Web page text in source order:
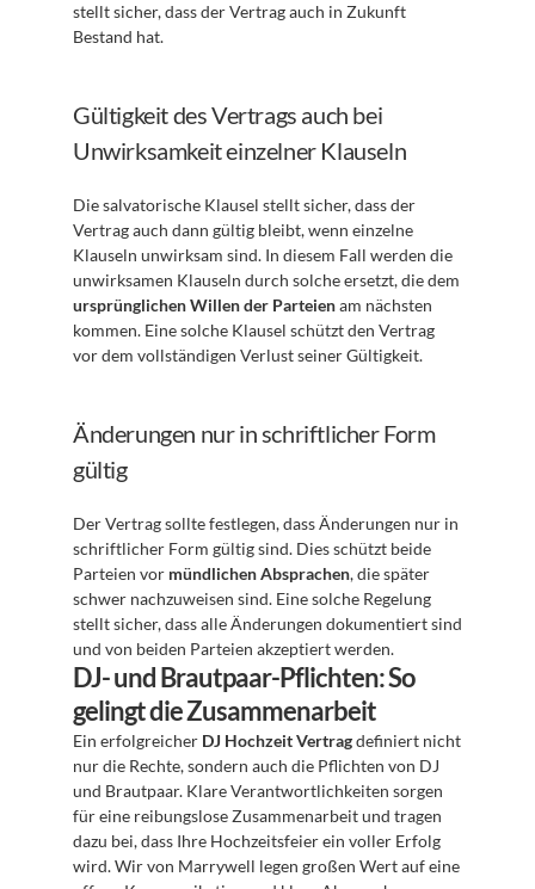
stellt sicher, dass der Vertrag auch in Zukunft
Bestand hat.
Gültigkeit des Vertrags auch bei
Unwirksamkeit einzelner Klauseln
Die salvatorische Klausel stellt sicher, dass der
Vertrag auch dann gültig bleibt, wenn einzelne
Klauseln unwirksam sind. In diesem Fall werden die
ursprünglichen Willen der Parteien am nächsten
kommen. Eine solche Klausel schützt den Vertrag
vor dem vollständigen Verlust seiner Gültigkeit.
Änderungen nur in schriftlicher Form
gültig
Der Vertrag sollte festlegen, dass Änderungen nur in
schriftlicher Form gültig sind. Dies schützt beide
Parteien vor mündlichen Absprachen, die später
schwer nachzuweisen sind. Eine solche Regelung
stellt sicher, dass alle Änderungen dokumentiert sind
und von beiden Parteien akzeptiert werden.
DJ- und Brautpaar-Pflichten: So
gelingt die Zusammenarbeit
Ein erfolgreicher DJ Hochzeit Vertrag definiert nicht
nur die Rechte, sondern auch die Pflichten von DJ
und Brautpaar. Klare Verantwortlichkeiten sorgen
für eine reibungslose Zusammenarbeit und tragen
dazu bei, dass Ihre Hochzeitsfeier ein voller Erfolg
wird. Wir von Marrywell legen großen Wert auf eine